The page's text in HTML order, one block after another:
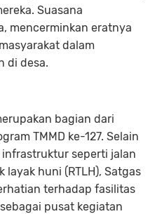
Suasana
mencerminkan eratnya
dalam
di desa.
bagian dari
TMMD ke-127. Selain
seperti jalan
huni (RTLH), Satgas
terhadap fasilitas
pusat kegiatan